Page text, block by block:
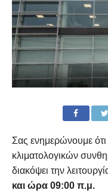
Σας ενημερώνουμε
κλιματολογικών
διακόψει την
και ώρα 09:00 π.μ.